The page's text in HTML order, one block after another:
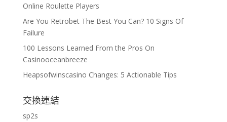
Online Roulette Players
Are You Retrobet The Best You Can? 10 Signs Of
Failure
100 Lessons Learned From the Pros On
Casinooceanbreeze
Heapsofwinscasino Changes: 5 Actionable Tips
交換連結
sp2s